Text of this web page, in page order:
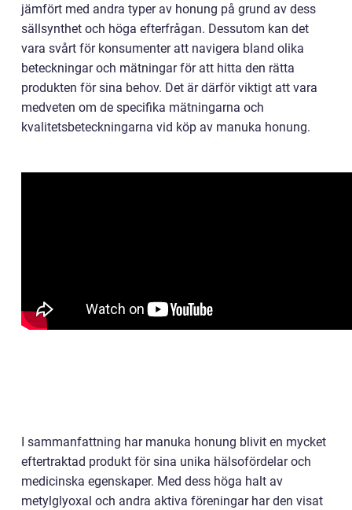
jämfört med andra typer av honung på grund av dess
sällsynthet och höga efterfrågan. Dessutom kan det
vara svårt för konsumenter att navigera bland olika
beteckningar och mätningar för att hitta den rätta
produkten för sina behov. Det är därför viktigt att vara
medveten om de specifika mätningarna och
kvalitetsbeteckningarna vid köp av manuka honung.
I sammanfattning har manuka honung blivit en mycket
eftertraktad produkt för sina unika hälsofördelar och
medicinska egenskaper. Med dess höga halt av
metylglyoxal och andra aktiva föreningar har den visat